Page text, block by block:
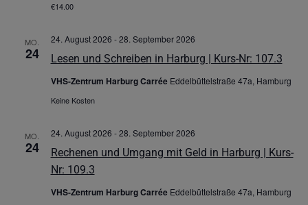
€14.00
MO.
24 Lesen und Schreiben in Harburg | Kurs-Nr: 107.3
24. August 2026 -28. September 2026
VHS-Zentrum Harburg Carrée Eddelbüttelstraße 47a, Hamburg
Keine Kosten
MO.
24
Rechenen und Umgang mit Geld in Harburg | Kurs-
Nr: 109.3
24. August 2026 -28. September 2026
VHS-Zentrum Harburg Carrée Eddelbüttelstraße 47a, Hamburg